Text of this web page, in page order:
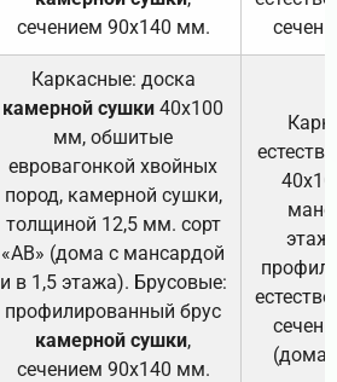
сечением 90х140 мм.
Каркасные: доска
камерной сушки 40х100
мм, обшитые
евровагонкой хвойных
пород, камерной сушки,
толщиной 12,5 мм. сорт
«АВ» (дома с мансардой
и в 1,5 этажа). Брусовые:
профилированный брус
камерной сушки,
сечением 90х140 мм.
(дома